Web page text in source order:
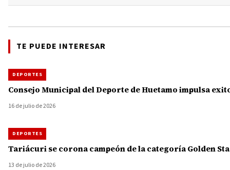
TE PUEDE INTERESAR
DEPORTES
Consejo Municipal del Deporte de Huetamo impulsa
16 de julio de 2026
DEPORTES
Tariácuri se corona campeón de la categoría Golden
13 de julio de 2026